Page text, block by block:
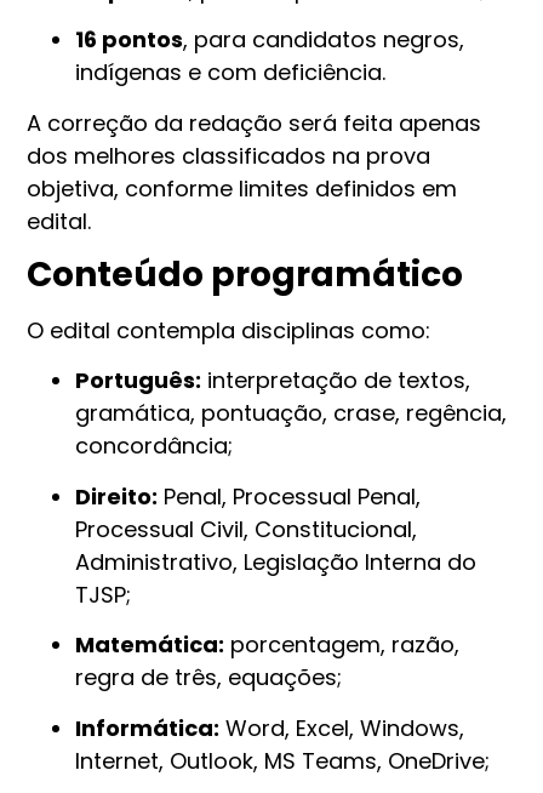
16 pontos, para candidatos negros,
indígenas e com deficiência.
A correção da redação será feita apenas
dos melhores classificados na prova
objetiva, conforme limites definidos em
edital.
Conteúdo programático
O edital contempla disciplinas como:
Português: interpretação de textos,
gramática, pontuação, crase, regência,
concordância;
Direito: Penal, Processual Penal,
Processual Civil, Constitucional,
Administrativo, Legislação Interna do
TJSP;
Matemática: porcentagem, razão,
regra de três, equações;
Informática: Word, Excel, Windows,
Internet, Outlook, MS Teams, OneDrive;